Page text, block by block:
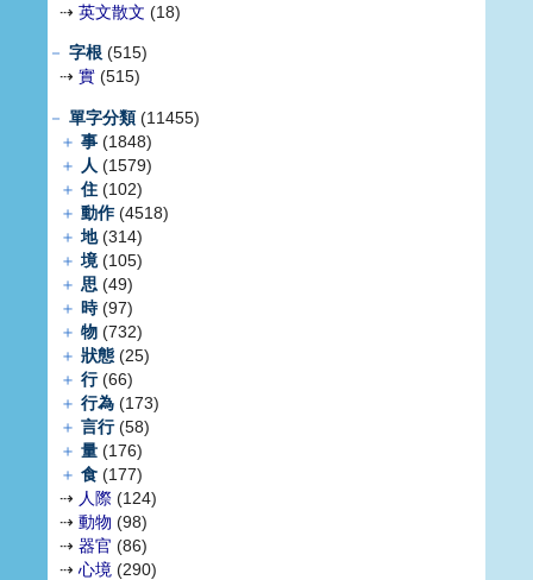
⇢ 英文散文 (18)
－ 字根 (515)
⇢ 實 (515)
－ 單字分類(11455)
＋ 事 (1848)
＋
人 (1579)
＋ 住 (102)
＋ 動作(4518)
＋ 地(314)
＋ 境(105)
＋ 思 (49)
＋ 時(97)
＋ 物 (732)
＋ 狀態 (25)
＋ 行(66)
＋ 行為 (173)
＋ 言行(58)
＋ 量 (176)
＋ 食 (177)
⇢ 人際 (124)
⇢ 動物 (98)
⇢ 器官 (86)
⇢ 心境 (290)